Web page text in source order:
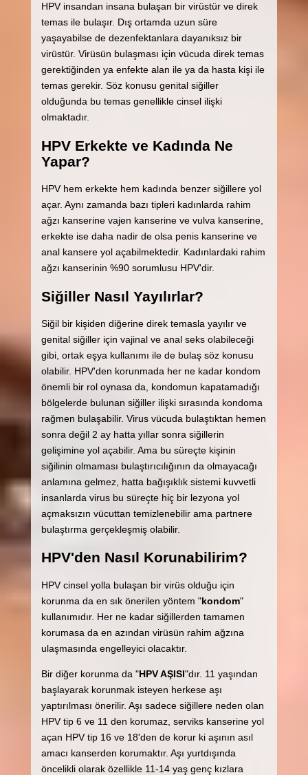
HPV insandan insana bulaşan bir virüstür ve direk
temas ile bulaşır. Dış ortamda uzun süre
yaşayabilse de dezenfektanlara dayanıksız bir
virüstür. Virüsün bulaşması için vücuda direk temas
gerektiğinden ya enfekte alan ile ya da hasta kişi ile
temas gerekir. Söz konusu genital siğiller
olduğunda bu temas genellikle cinsel ilişki
olmaktadır.
HPV Erkekte ve Kadında Ne
Yapar?
HPV hem erkekte hem kadında benzer siğillere yol
açar. Aynı zamanda bazı tipleri kadınlarda rahim
ağzı kanserine vajen kanserine ve vulva kanserine,
erkekte ise daha nadir de olsa penis kanserine ve
anal kansere yol açabilmektedir. Kadınlardaki rahim
ağzı kanserinin %90 sorumlusu HPV'dir.
Siğiller Nasıl Yayılırlar?
Siğil bir kişiden diğerine direk temasla yayılır ve
genital siğiller için vajinal ve anal seks olabileceği
gibi, ortak eşya kullanımı ile de bulaş söz konusu
olabilir. HPV'den korunmada her ne kadar kondom
önemli bir rol oynasa da, kondomun kapatamadığı
bölgelerde bulunan siğiller ilişki sırasında kondoma
rağmen bulaşabilir. Virus vücuda bulaştıktan hemen
sonra değil 2 ay hatta yıllar sonra siğillerin
gelişimine yol açabilir. Ama bu süreçte kişinin
siğilinin olmaması bulaştırıcılığının da olmayacağı
anlamına gelmez, hatta bağışıklık sistemi kuvvetli
insanlarda virus bu süreçte hiç bir lezyona yol
açmaksızın vücuttan temizlenebilir ama partnere
bulaştırma gerçekleşmiş olabilir.
HPV'den Nasıl Korunabilirim?
HPV cinsel yolla bulaşan bir virüs olduğu için
korunma da en sık önerilen yöntem "kondom"
kullanımıdır. Her ne kadar siğillerden tamamen
korumasa da en azından virüsün rahim ağzına
ulaşmasında engelleyici olacaktır.
Bir diğer korunma da "HPV AŞISI"dır. 11 yaşından
başlayarak korunmak isteyen herkese aşı
yaptırılması önerilir. Aşı sadece siğillere neden olan
HPV tip 6 ve 11 den korumaz, serviks kanserine yol
açan HPV tip 16 ve 18'den de korur ki aşının asıl
amacı kanserden korumaktır. Aşı yurtdışında
öncelikli olarak özellikle 11-14 yaş genç kızlara